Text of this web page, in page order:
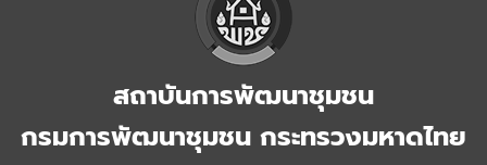
สถาบันการพัฒนาชุมชน
กรมการพัฒนาชุมชน กระทรวงมหาดไทย